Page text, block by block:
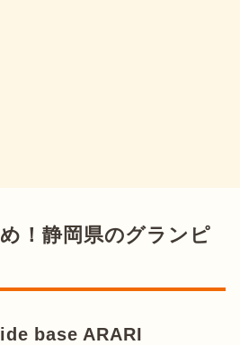
！静岡県のグランピ
base ARARI